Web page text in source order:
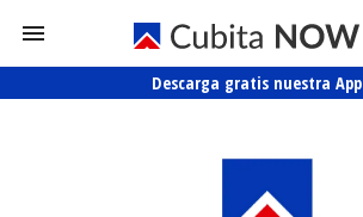
Descarga gratis nuestra App